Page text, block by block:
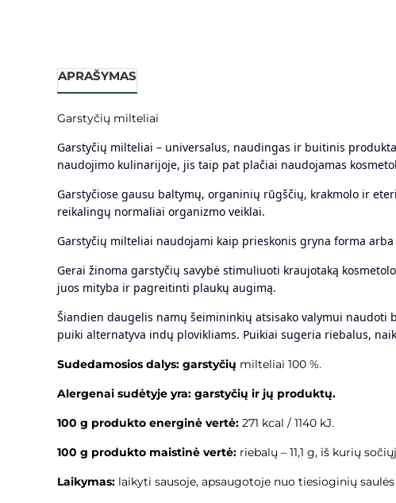
APRAŠYMAS
Garstyčių milteliai
Garstyčių milteliai – universalus, naudingas ir buitinis
naudojimo kulinarijoje, jis taip pat plačiai naudojamas
Garstyčiose gausu baltymų, organinių rūgščių, krakmolo ir
reikalingų normaliai organizmo veiklai.
Garstyčių milteliai naudojami kaip prieskonis gryna forma
Gerai žinoma garstyčių savybė stimuliuoti kraujotaką
juos mityba ir pagreitinti plaukų augimą.
Šiandien daugelis namų šeimininkių atsisako valymui
puiki alternatyva indų plovikliams. Puikiai sugeria riebalus,
Sudedamosios dalys: garstyčių milteliai 100 %.
Alergenai sudėtyje yra: garstyčių ir jų produktų.
100 g produkto energinė vertė: 271 kcal / 1140 kJ.
100 g produkto maistinė vertė: riebalų – 11,1 g, iš kurių
Laikymas: laikyti sausoje, apsaugotoje nuo tiesioginių